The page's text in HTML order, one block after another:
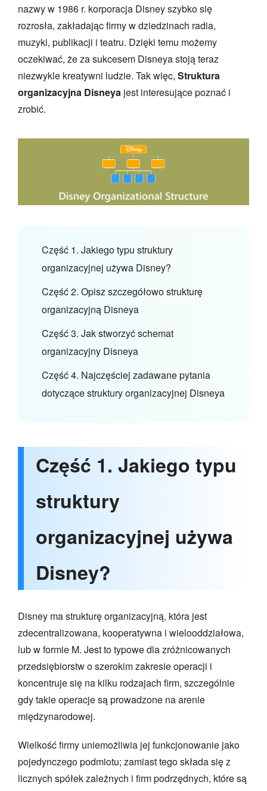
nazwy w 1986 r. korporacja Disney szybko się
rozrosła, zakładając firmy w dziedzinach radia,
muzyki, publikacji i teatru. Dzięki temu możemy
oczekiwać, że za sukcesem Disneya stoją teraz
niezwykle kreatywni ludzie. Tak więc, Struktura
organizacyjna Disneya jest interesujące poznać i
zrobić.
Część 1. Jakiego typu struktury
organizacyjnej używa Disney?
Część 2. Opisz szczegółowo strukturę
organizacyjną Disneya
Część 3. Jak stworzyć schemat
organizacyjny Disneya
Część 4. Najczęściej zadawane pytania
dotyczące struktury organizacyjnej Disneya
Część 1. Jakiego typu
struktury
organizacyjnej używa
Disney?
Disney ma strukturę organizacyjną, która jest
zdecentralizowana, kooperatywna i wielooddziałowa,
lub w formie M. Jest to typowe dla zróżnicowanych
przedsiębiorstw o szerokim zakresie operacji i
koncentruje się na kilku rodzajach firm, szczególnie
gdy takie operacje są prowadzone na arenie
międzynarodowej.
Wielkość firmy uniemożliwia jej funkcjonowanie jako
pojedynczego podmiotu; zamiast tego składa się z
licznych spółek zależnych i firm podrzędnych, które są